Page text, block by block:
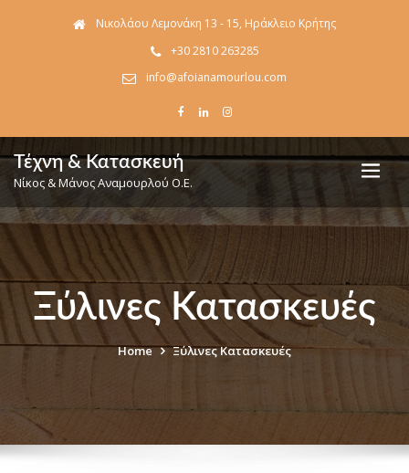
Νικολάου Λεμονάκη 13 - 15, Ηράκλειο Κρήτης
+30 2810 263285
info@afoianamourlou.com
Τέχνη & Κατασκευή
Νίκος & Μάνος Αναμουρλού Ο.Ε.
Ξύλινες Κατασκευές
Home Ξύλινες Κατασκευές